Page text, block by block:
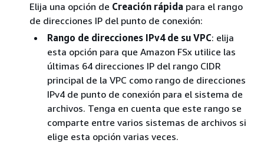
Elija una opción de Creación rápida para el rango
de direcciones IP del punto de conexión:
Rango de direcciones IPv4 de su VPC: elija
esta opción para que Amazon FSx utilice las
últimas 64 direcciones IP del rango CIDR
principal de la VPC como rango de direcciones
IPv4 de punto de conexión para el sistema de
archivos. Tenga en cuenta que este rango se
comparte entre varios sistemas de archivos si
elige esta opción varias veces.